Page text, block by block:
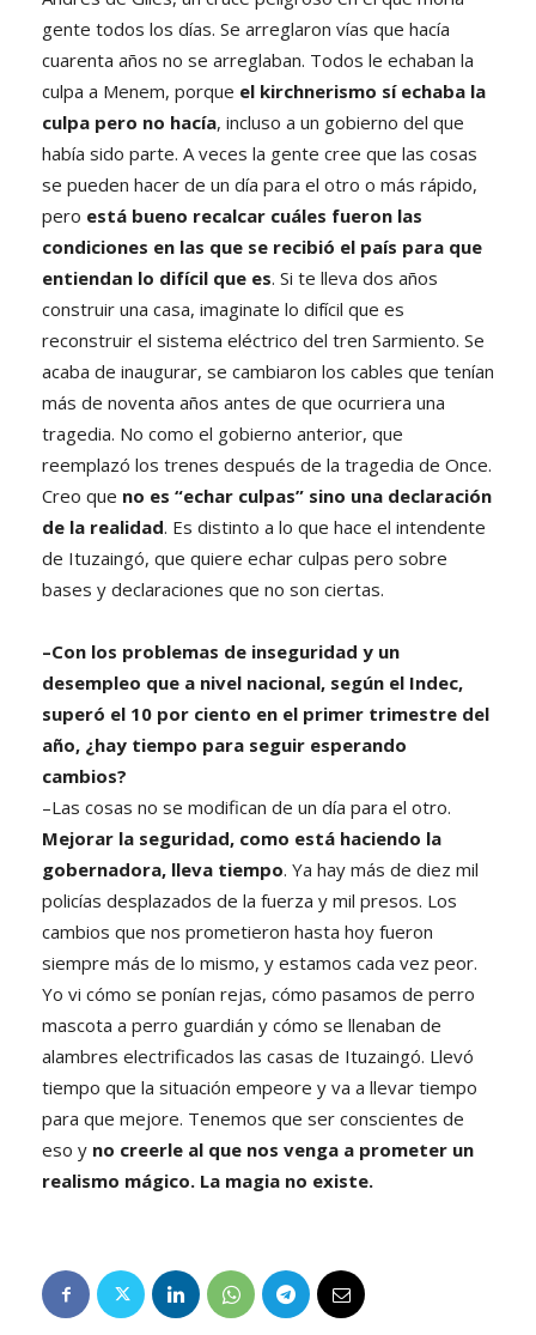
gente todos los días. Se arreglaron vías que hacía
cuarenta años no se arreglaban. Todos le echaban la
culpa a Menem, porque el kirchnerismo sí echaba la
culpa pero no hacía, incluso a un gobierno del que
había sido parte. A veces la gente cree que las cosas
se pueden hacer de un día para el otro o más rápido,
pero está bueno recalcar cuáles fueron las
condiciones en las que se recibió el país para que
entiendan lo difícil que es. Si te lleva dos años
construir una casa, imaginate lo difícil que es
reconstruir el sistema eléctrico del tren Sarmiento. Se
acaba de inaugurar, se cambiaron los cables que tenían
más de noventa años antes de que ocurriera una
tragedia. No como el gobierno anterior, que
reemplazó los trenes después de la tragedia de Once.
Creo que no es “echar culpas” sino una declaración
de la realidad. Es distinto a lo que hace el intendente
de Ituzaingó, que quiere echar culpas pero sobre
bases y declaraciones que no son ciertas.
–Con los problemas de inseguridad y un
desempleo que a nivel nacional, según el Indec,
superó el 10 por ciento en el primer trimestre del
año, ¿hay tiempo para seguir esperando
cambios?
–Las cosas no se modifican de un día para el otro.
Mejorar la seguridad, como está haciendo la
gobernadora, lleva tiempo. Ya hay más de diez mil
policías desplazados de la fuerza y mil presos. Los
cambios que nos prometieron hasta hoy fueron
siempre más de lo mismo, y estamos cada vez peor.
Yo vi cómo se ponían rejas, cómo pasamos de perro
mascota a perro guardián y cómo se llenaban de
alambres electrificados las casas de Ituzaingó. Llevó
tiempo que la situación empeore y va a llevar tiempo
para que mejore. Tenemos que ser conscientes de
eso y no creerle al que nos venga a prometer un
realismo mágico. La magia no existe.